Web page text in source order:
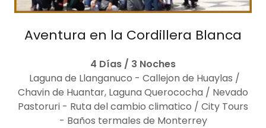
Aventura en la Cordillera Blanca
4 Días / 3 Noches
Laguna de Llanganuco - Callejon de Huaylas /
Chavin de Huantar, Laguna Querococha / Nevado
Pastoruri - Ruta del cambio climatico / City Tours
- Baños termales de Monterrey